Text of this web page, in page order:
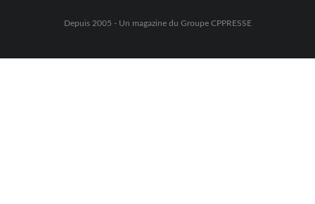
Depuis 2005 - Un magazine du Groupe CPPRESSE